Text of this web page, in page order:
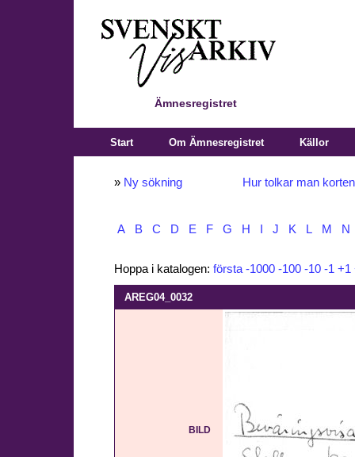
Ämnesregistret
Start Om Ämnesregistret Källor
» Ny sökning Hur tolkar man
A B C D E F G H J K L M N
Hoppa i katalogen: första -1000 -100 -10 -1 +1
AREG04_0032
BILD